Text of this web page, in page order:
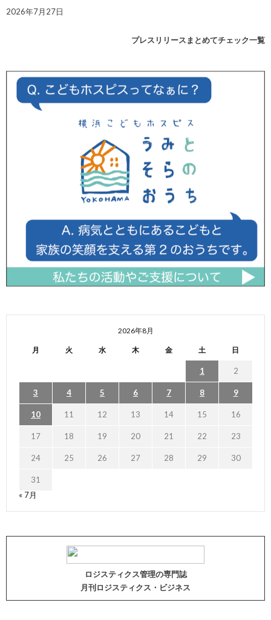
2026年7月27日
プレスリリースまとめてチェック一覧
2026年8月
月 火 水 木 金 土 日
1 2
3 4 5 6 7 8 9
10 11 12 13 14 15 16
17 18 19 20 21 22 23
24 25 26 27 28 29 30
31
« 7月
ロジスティクス管理の専門誌
月刊ロジスティクス・ビジネス